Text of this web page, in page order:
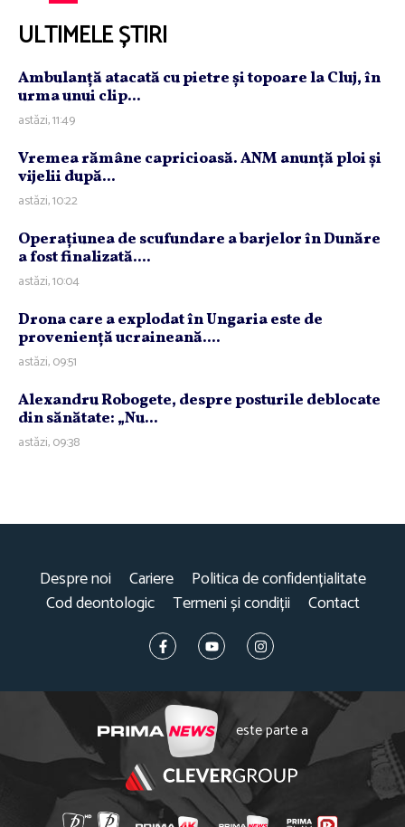
ULTIMELE ȘTIRI
Ambulanţă atacată cu pietre şi topoare la Cluj, în
urma unui clip...
astăzi, 11:49
Vremea rămâne capricioasă. ANM anunţă ploi şi
vijelii după...
astăzi, 10:22
Operaţiunea de scufundare a barjelor în Dunăre
a fost finalizată....
astăzi, 10:04
Drona care a explodat în Ungaria este de
provenienţă ucraineană....
astăzi, 09:51
Alexandru Robogete, despre posturile deblocate
din sănătate: „Nu...
astăzi, 09:38
Despre noi Cariere
Politica de confidențialitate
Cod deontologic
Termeni și condiții Contact
este parte a